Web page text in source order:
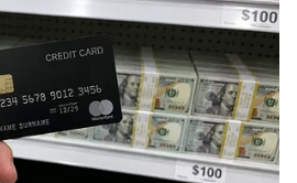
ಇದೀಗ ಭೂಮಿಕಾ ರಮೇಶ್ ಗೆ
ಸೀರಿಯಲ್ ನಲ್ಲಿ ಏನಾಗುತ್ತೋ
ಸುಧಾ ಚಂದ್ರನ್ ಜೊತೆಗೆ
ತಮಿಳು ಹಾಡಿಗೆ ಸೊಗಸಾಗಿ
ಇದೀಗ ವೈರಲ್ ಆಗುತ್ತಿದೆ.
ನಟಿಯನ್ನು